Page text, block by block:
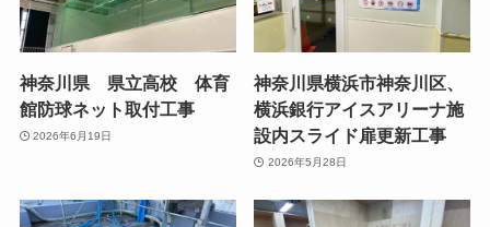
神奈川県 県立高校 体育
館防球ネット取付工事
2026年6月19日
神奈川県横浜市神奈川区、
横浜銀行アイスアリーナ施
設内スライド扉更新工事
2026年5月28日